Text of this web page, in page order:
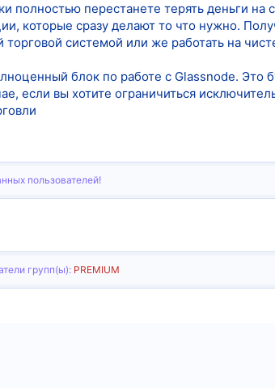
полностью перестанете терять деньги на
которые сразу делают то что нужно.
торговой системой или же работать на
блок по работе с Glassnode. Это
если вы хотите ограничиться
пользователей!
групп(ы): PREMIUM